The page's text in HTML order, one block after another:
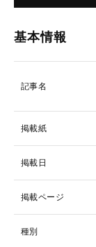
基本情報
記事名
掲載紙
掲載日
掲載ページ
種別